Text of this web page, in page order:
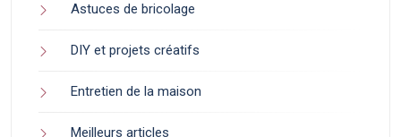
Astuces de bricolage
DIY et projets créatifs
Entretien de la maison
Meilleurs articles